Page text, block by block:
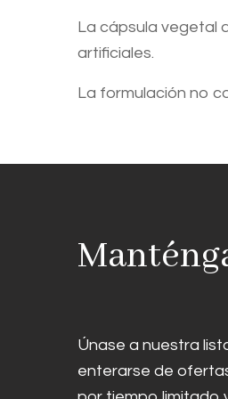
La cápsula vegetal
artificiales.
La formulación no
Únase a nuestra
enterarse de